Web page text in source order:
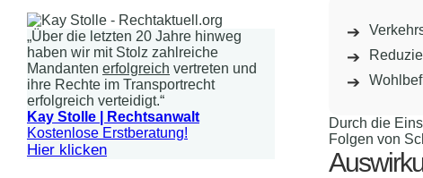
„Über die letzten 20 Jahre hinweg
haben wir mit Stolz zahlreiche
Mandanten erfolgreich vertreten und
ihre Rechte im Transportrecht
erfolgreich verteidigt.“
Kay Stolle | Rechtsanwalt
Kostenlose Erstberatung!
Hier klicken
Durch die
Folgen von